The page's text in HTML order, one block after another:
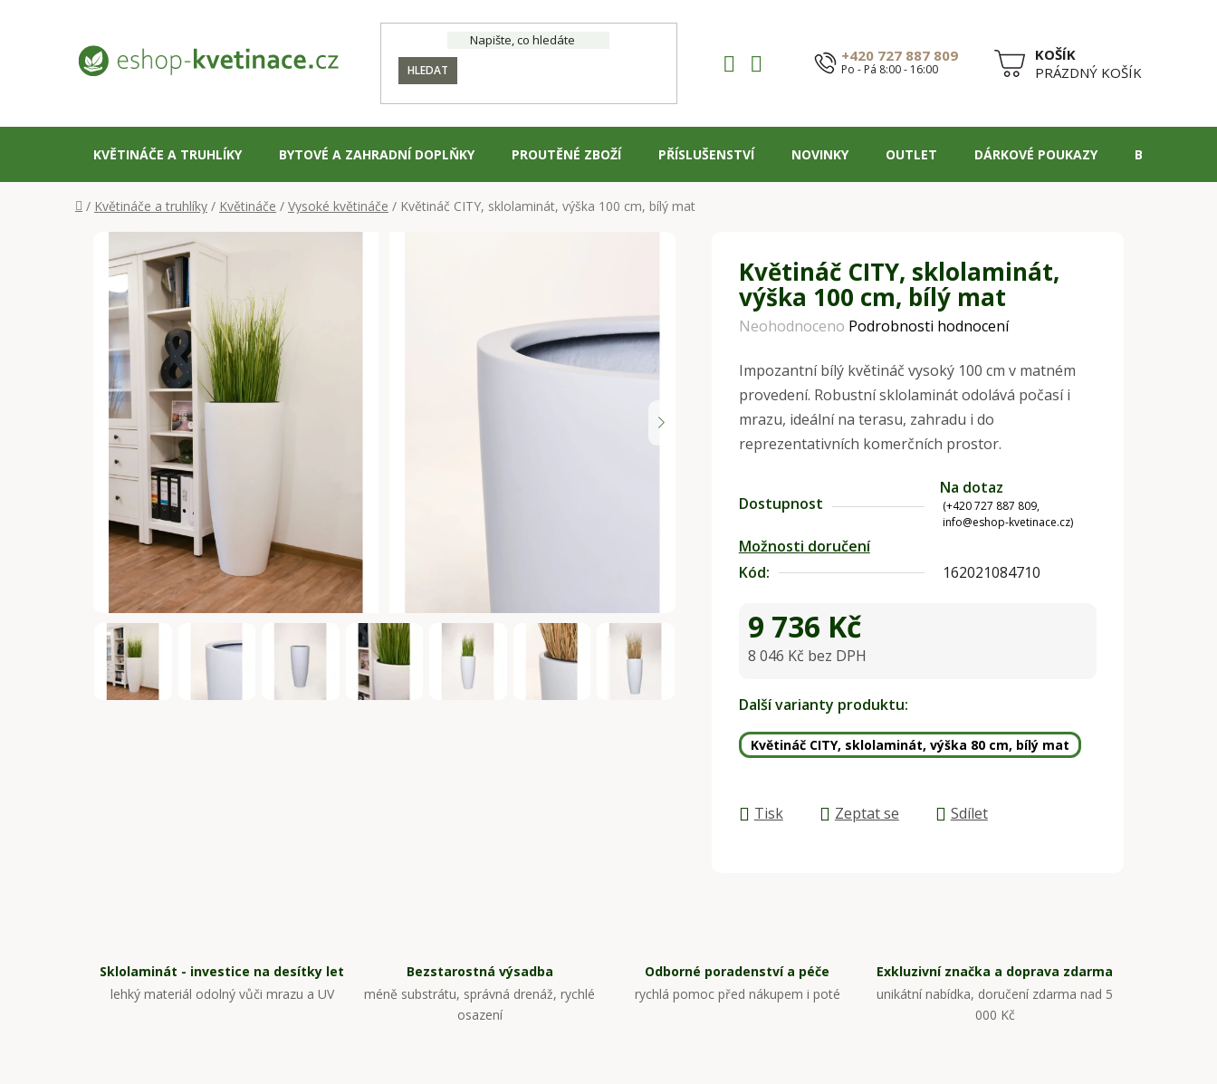
HLEDAT
+420 727 887 809
Po - Pá 8:00 - 16:00
NÁKUPNÍPRÁZDNÝ KOŠÍK
KVĚTINÁČE A TRUHLÍKY BYTOVÉ A ZAHRADNÍ DOPLŇKY PROUTĚNÉ ZBOŽÍ PŘÍSLUŠENSTVÍ NOVINKY OUTLET DÁRKOVÉ POUKAZY BLOG
Domů
/ Květináče a truhlíky / Květináče / Vysoké květináče / Květináč CITY, sklolaminát, výška 100 cm, bílý mat
Květináč CITY, sklolaminát,
výška 100 cm, bílý mat
Průměrné
produktu
je
0,0
z
hvězdiček.
Neohodnoceno Podrobnosti hodnocení
Impozantní bílý květináč vysoký 100 cm v matném
provedení. Robustní sklolaminát odolává počasí i
mrazu, ideální na terasu, zahradu i do
reprezentativních komerčních prostor.
Dostupnost
Na dotaz
(+420 727 887 809,
info@eshop-kvetinace.cz)
Možnosti doručení
Kód:
162021084710
9 736 Kč
8 046 Kč bez DPH
Další varianty produktu:
Květináč CITY, sklolaminát, výška 80 cm, bílý mat
Tisk Zeptat se Sdílet
Sklolaminát - investice na desítky let
lehký materiál odolný vůči mrazu a UV
Bezstarostná výsadba
méně substrátu, správná drenáž, rychlé
osazení
Odborné poradenství a péče
rychlá pomoc před nákupem i poté
Exkluzivní značka a doprava zdarma
unikátní nabídka, doručení zdarma nad 5
000 Kč